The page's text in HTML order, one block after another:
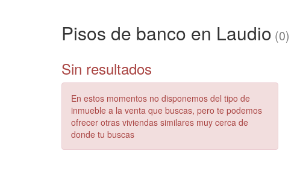
Pisos de banco en Laudio (0)
Sin resultados
En estos momentos no disponemos del tipo de
inmueble a la venta que buscas, pero te podemos
ofrecer otras viviendas similares muy cerca de
donde tu buscas